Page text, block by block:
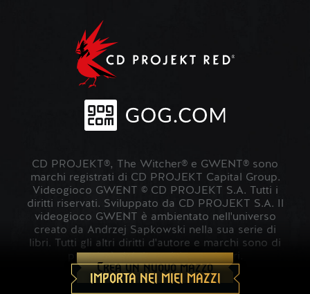
Crea un nuovo mazzo
IMPORTA NEI MIEI MAZZI
CD PROJEKT®, The Witcher® e GWENT® sono
marchi registrati di CD PROJEKT Capital Group.
Videogioco GWENT © CD PROJEKT S.A. Tutti i
diritti riservati. Sviluppato da CD PROJEKT S.A. Il
videogioco GWENT è ambientato nell'universo
creato da Andrzej Sapkowski nella sua serie di
libri. Tutti gli altri diritti d'autore e marchi sono di
proprietà dei rispettivi proprietari.